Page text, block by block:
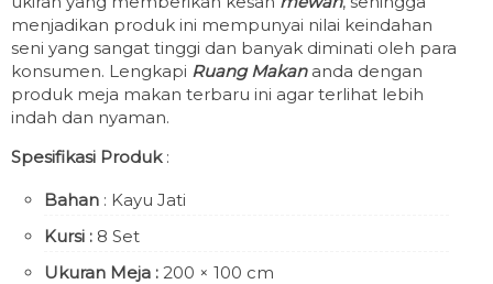
menjadikan produk ini mempunyai nilai keindahan
seni yang sangat tinggi dan banyak diminati oleh para
konsumen. Lengkapi Ruang Makan anda dengan
produk meja makan terbaru ini agar terlihat lebih
indah dan nyaman.
Spesifikasi Produk:
Bahan : Kayu Jati
Kursi : 8 Set
Ukuran Meja : 200 × 100 cm